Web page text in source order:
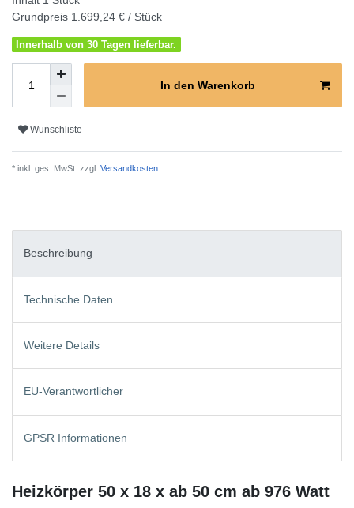
Grundpreis 1.699,24 € / Stück
Innerhalb von 30 Tagen lieferbar.
In den Warenkorb
Wunschliste
* inkl. ges. MwSt. zzgl. Versandkosten
Beschreibung
Technische Daten
Weitere Details
EU-Verantwortlicher
GPSR Informationen
Heizkörper 50 x 18 x ab 50 cm ab 976 Watt